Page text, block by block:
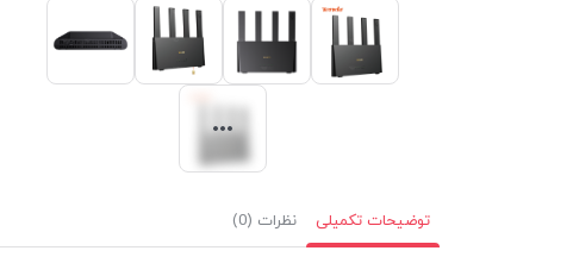
توضیحات تکمیلی نظرات (0)